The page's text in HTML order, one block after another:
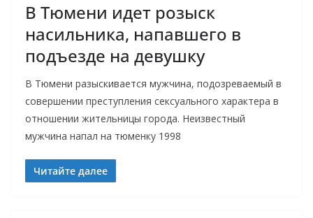
В Тюмени идет розыск
насильника, напавшего в
подъезде на девушку
В Тюмени разыскивается мужчина, подозреваемый в
совершении преступления сексуального характера в
отношении жительницы города. Неизвестный
мужчина напал на тюменку 1998
Читайте далее